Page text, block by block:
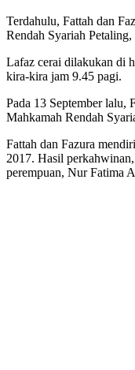
Terdahulu, Fattah dan
Rendah Syariah
Lafaz cerai dilakukan di
kira-kira jam 9.45 pagi.
Pada 13 September lalu,
Mahkamah Rendah
Fattah dan Fazura
2017. Hasil
perempuan, Nur Fatima